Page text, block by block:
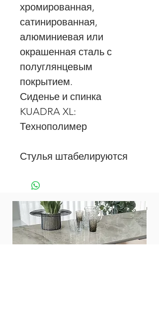
хромированная,
сатинированная,
алюминиевая или
окрашенная сталь с
полуглянцевым
покрытием.
Сиденье и спинка
KUADRA XL:
Технополимер
Стулья штабелируются